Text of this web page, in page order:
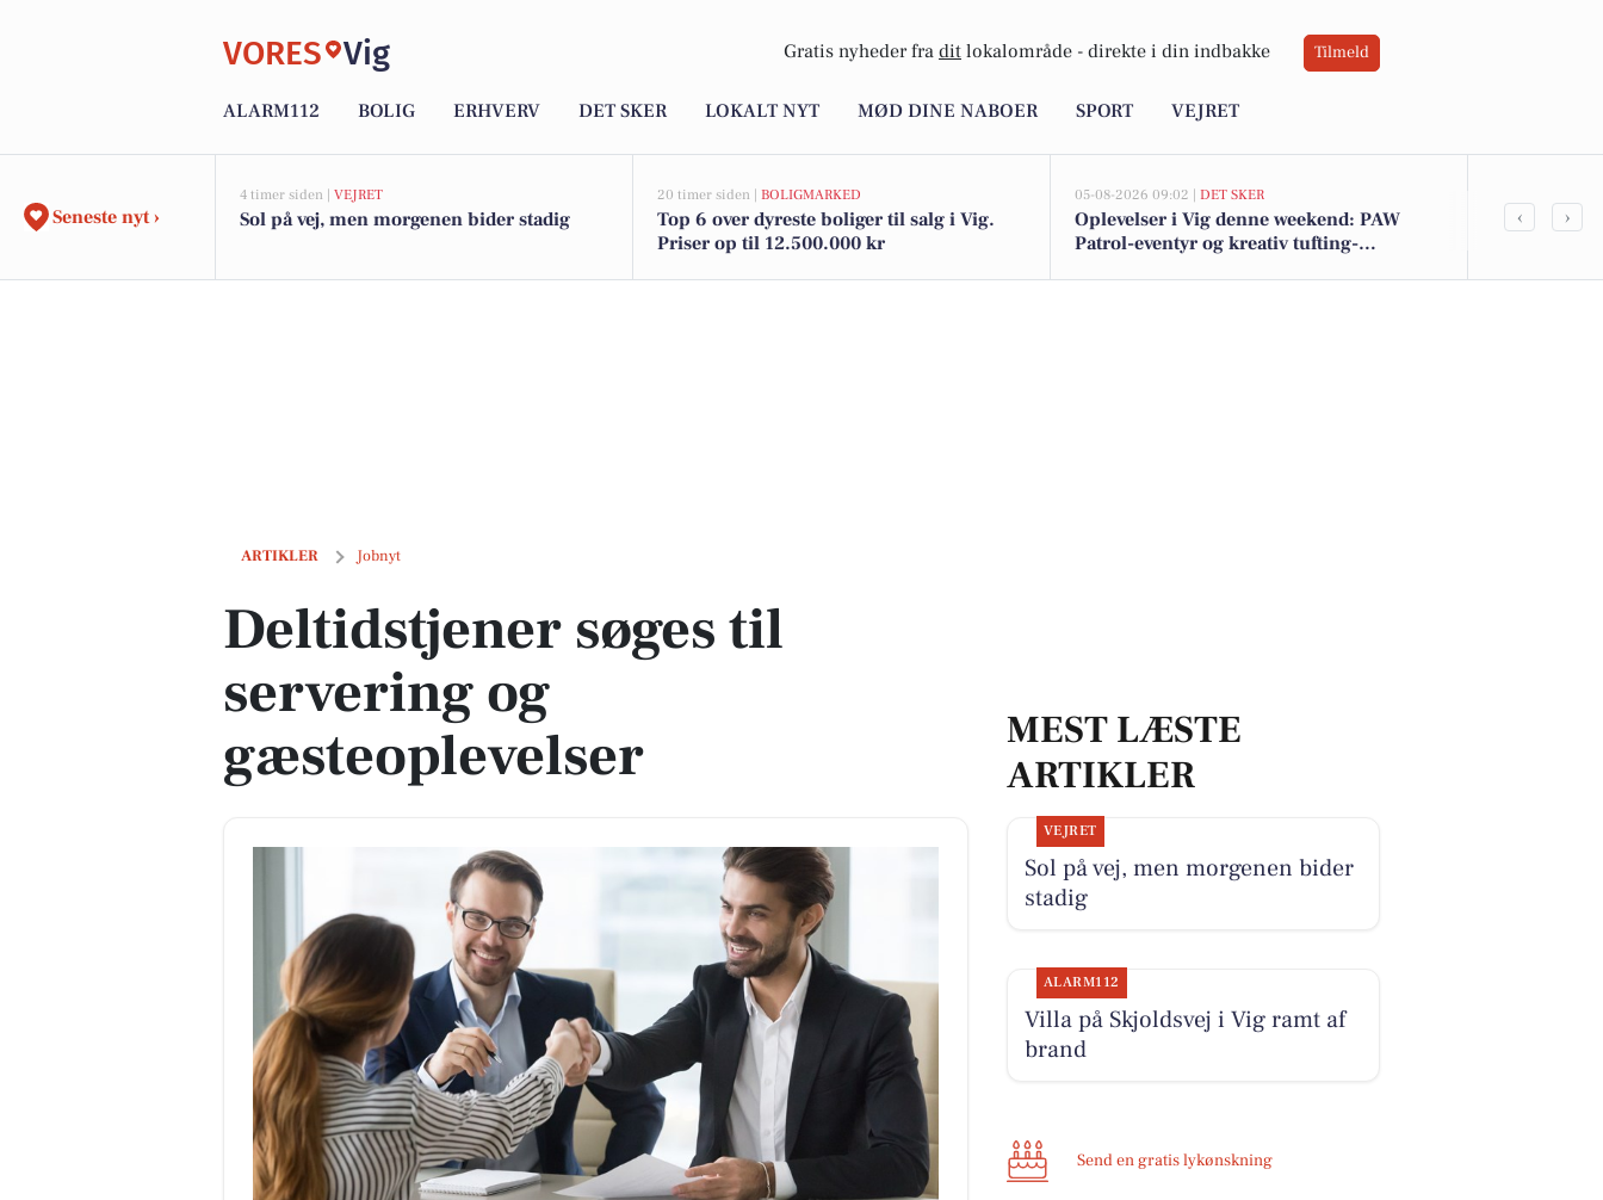
VORES Vig Gratis nyheder fra dit lokalområde - direkte i din indbakke Tilmeld
ALARM112 BOLIG ERHVERV DET SKER LOKALT NYT MØD DINE NABOER SPORT VEJRET
Seneste nyt ›
4 timer siden | VEJRET
Sol på vej, men morgenen bider stadig
20 timer siden | BOLIGMARKED
Top 6 over dyreste boliger til salg i Vig.
Priser op til 12.500.000 kr
05-08-2026 09:02 | DET SKER
Oplevelser i Vig denne weekend: PAW
Patrol-eventyr og kreativ tufting-
‹ ›
ARTIKLER Jobnyt
Deltidstjener søges til servering og gæsteoplevelser
Deltidstjener søges til
servering og
gæsteoplevelser
MEST LÆSTE
ARTIKLER
VEJRET
Sol på vej, men morgenen bider
stadig
ALARM112
Villa på Skjoldsvej i Vig ramt af
brand
Send en gratis lykønskning